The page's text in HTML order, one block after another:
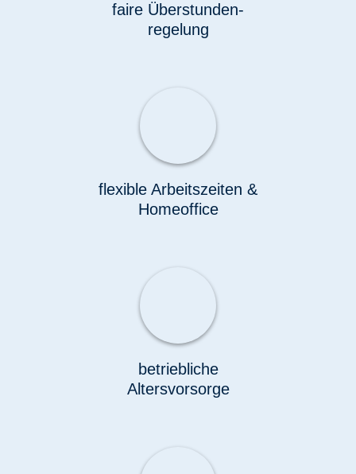
faire Überstunden­
regelung
flexible Arbeitszeiten &
Homeoffice
betriebliche
Altersvorsorge